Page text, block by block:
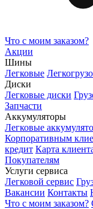
Что с моим заказом?
Акции
Шины
Легковые
Диски
Легковые диски
Запчасти
Аккумуляторы
Легковые
Корпоративным
кредит Карта
Покупателям
Услуги сервиса
Легковой сервис
Вакансии Контакты
Что с моим заказом?